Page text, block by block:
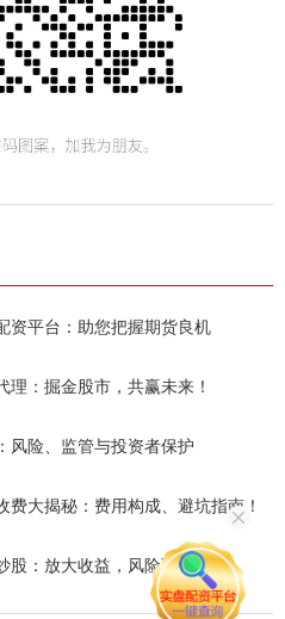
资平台：助您把握期货良机
：掘金股市，共赢未来！
风险、监管与投资者保护
大揭秘：费用构成、避坑指南！
股：放大收益，风险可控？